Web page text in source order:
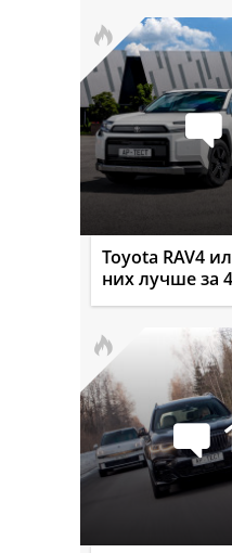
Toyota RAV4
них лучше за